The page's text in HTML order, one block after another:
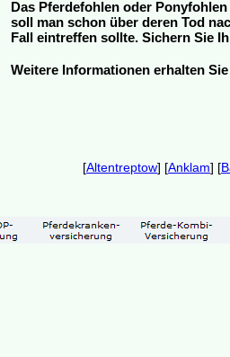
Das Pferdefohlen oder
soll man schon über deren Tod
Fall eintreffen sollte. Sichern Sie
Weitere Informationen erhalten
[Altentreptow] [Anklam] [